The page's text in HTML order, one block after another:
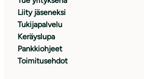
Liity jäseneksi
Tukijapalvelu
Keräyslupa
Pankkiohjeet
Toimitusehdot